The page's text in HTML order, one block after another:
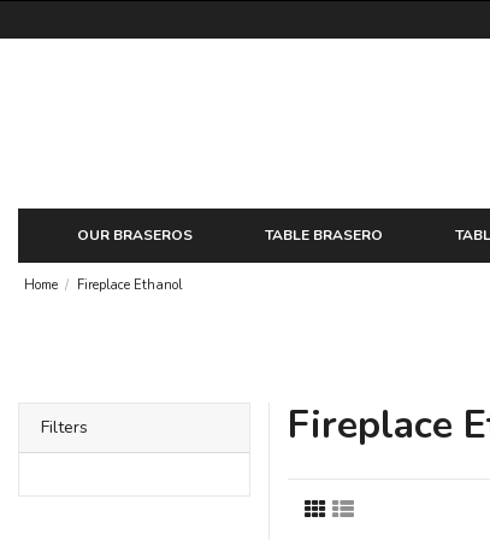
OUR BRASEROS TABLE BRASERO
Home Fireplace Ethanol
Fireplace
Filters